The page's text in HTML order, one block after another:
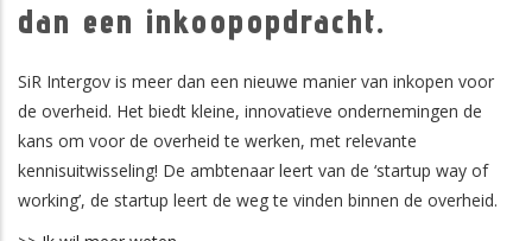
dan een inkoopopdracht.
SiR Intergov is meer dan een nieuwe manier van inkopen voor
de overheid. Het biedt kleine, innovatieve ondernemingen de
kans om voor de overheid te werken, met relevante
kennisuitwisseling! De ambtenaar leert van de ‘startup way of
working’, de startup leert de weg te vinden binnen de overheid.